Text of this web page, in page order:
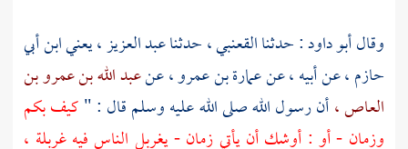
وقالأبو داود :حدثناالقعنبي ،حدثناعبد العزيز ،يعنيابن أبي
حازم ،عن أبيه ، عنعمارة بن عمرو ،عنعبد الله بن عمرو بن
العاص ،أن رسول الله صلى الله عليه وسلم قال : "كيف بكم
وزمان - أو : أوشك أن يأتي زمان - يغربل الناس فيه غربلة ،